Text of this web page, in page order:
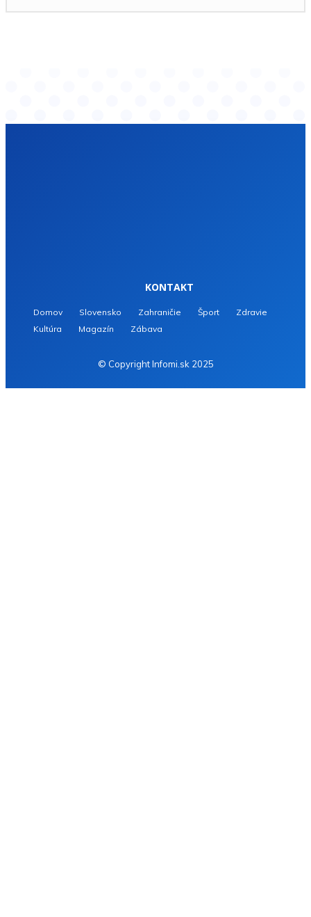
KONTAKT
Domov Slovensko Zahraničie Šport
Zdravie
Kultúra
Magazín Zábava
© Copyright Infomi.sk 2025